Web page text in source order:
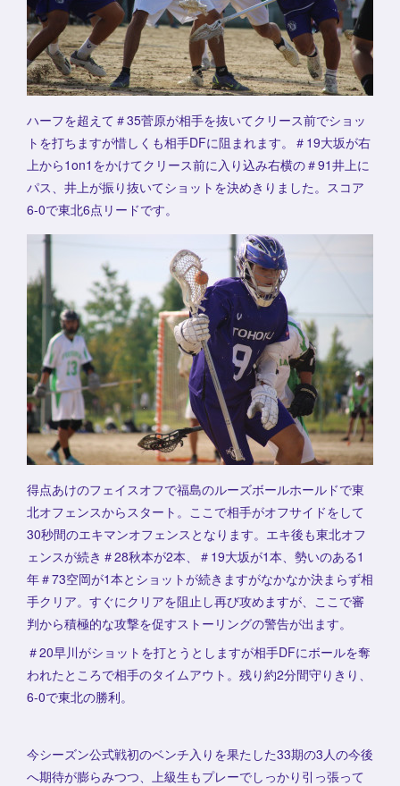
ハーフを超えて＃35菅原が相手を抜いてクリース前でショッ
トを打ちますが惜しくも相手DFに阻まれます。＃19大坂が右
上から1on1をかけてクリース前に入り込み右横の＃91井上に
パス、井上が振り抜いてショットを決めきりました。スコア
6-0で東北6点リードです。
得点あけのフェイスオフで福島のルーズボールホールドで東
北オフェンスからスタート。ここで相手がオフサイドをして
30秒間のエキマンオフェンスとなります。エキ後も東北オフ
ェンスが続き＃28秋本が2本、＃19大坂が1本、勢いのある1
年＃73空岡が1本とショットが続きますがなかなか決まらず相
手クリア。すぐにクリアを阻止し再び攻めますが、ここで審
判から積極的な攻撃を促すストーリングの警告が出ます。
＃20早川がショットを打とうとしますが相手DFにボールを奪
われたところで相手のタイムアウト。残り約2分間守りきり、
6-0で東北の勝利。
今シーズン公式戦初のベンチ入りを果たした33期の3人の今後
へ期待が膨らみつつ、上級生もプレーでしっかり引っ張って